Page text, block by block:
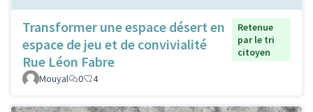
Transformer une espace désert en
espace de jeu et de convivialité
Rue Léon Fabre
Retenue
par le tri
citoyen
Mouyal 0 4